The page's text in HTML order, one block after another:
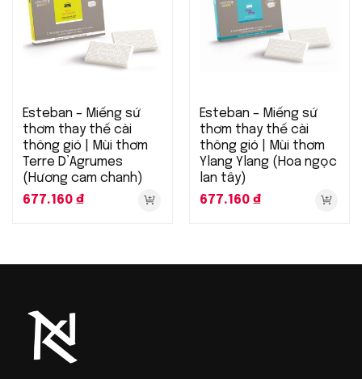
Esteban – Miếng sứ
thơm thay thế cài
thông gió | Mùi thơm
Terre D’Agrumes
(Hương cam chanh)
677.160 ₫
Esteban – Miếng sứ
thơm thay thế cài
thông gió | Mùi thơm
Ylang Ylang (Hoa ngọc
lan tây)
677.160 ₫